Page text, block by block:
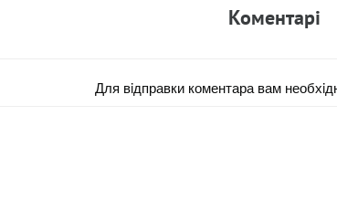
Коментарi
Для вiдправки коментара вам